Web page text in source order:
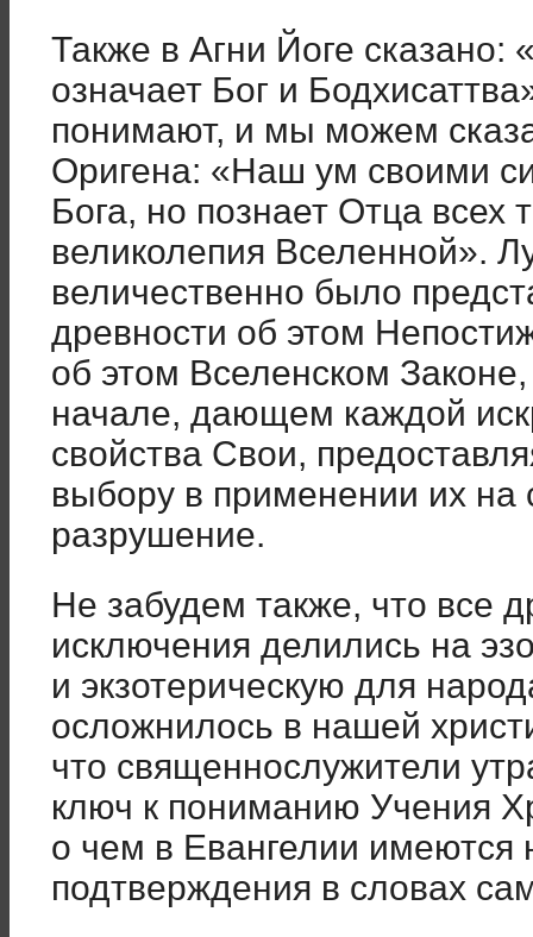
Также в Агни Йоге
означает Бог и
понимают, и мы можем
Оригена: «Наш ум своими
Бога, но познает Отца всех
великолепия Вселенной».
величественно было
древности об этом
об этом Вселенском
начале, дающем каждой
свойства Свои,
выбору в применении их на
разрушение.
Не забудем также, что все
исключения делились на
и экзотерическую для
осложнилось в нашей
что священнослужители
ключ к пониманию Учения
о чем в Евангелии имеются
подтверждения в словах